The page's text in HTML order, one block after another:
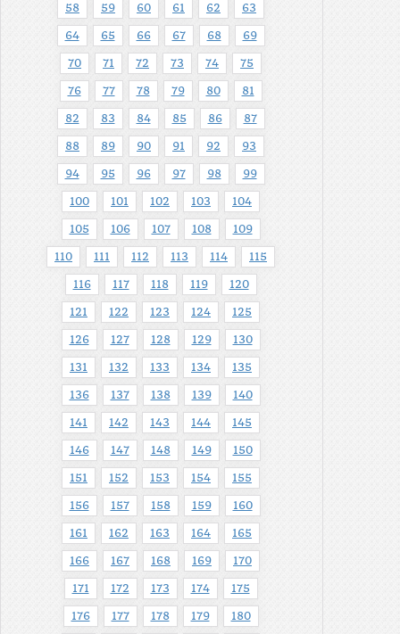
58 59 60 61 62 63
64 65 66 67 68 69
70 71 72 73 74 75
76 77 78 79 80 81
82 83 84 85 86 87
88 89 90 91 92 93
94 95 96 97 98 99
100 101 102 103 104
105 106 107 108 109
110 111 112 113 114 115
116 117 118 119 120
121 122 123 124 125
126 127 128 129 130
131 132 133 134 135
136 137 138 139 140
141 142 143 144 145
146 147 148 149 150
151 152 153 154 155
156 157 158 159 160
161 162 163 164 165
166 167 168 169 170
171 172 173 174 175
176 177 178 179 180